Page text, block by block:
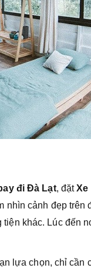
đi Đà Lạt, đặtXe
nhìn cảnh đẹp
khác. Lúc đến
lựa chọn, chỉ cần